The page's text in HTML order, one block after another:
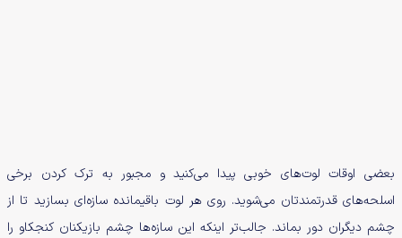
بعضی اوقات لوت‌های خوبی پیدا می‌کنید و مجبور به ترک کردن برخی
اسلحه‌های قدرتمندتان می‌شوید. روی هر لوت باقیمانده سازه‌ای بسازید تا از
چشم دیگران دور بماند. جالب‌تر اینکه این سازه‌ها چشم بازیکنان کنجکاو را